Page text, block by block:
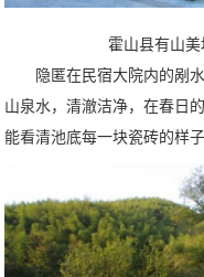
霍山县有山美
隐匿在民宿大院内的剐
山泉水，清澈洁净，在春日
能看清池底每一块瓷砖的样子